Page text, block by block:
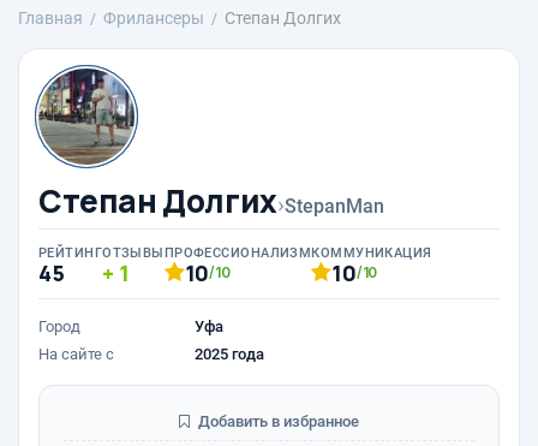
Главная Фрилансеры Степан Долгих
Степан Долгих›StepanMan
РЕЙТИНГ
45
ОТЗЫВЫ
1
ПРОФЕССИОНАЛИЗМ
10/10
КОММУНИКАЦИЯ
10/10
Город
Уфа
На сайте с
2025 года
Добавить в избранное